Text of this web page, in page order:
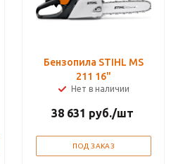
Бензопила STIHL MS
211 16"
Нет в наличии
38 631 руб./шт
ПОД ЗАКАЗ